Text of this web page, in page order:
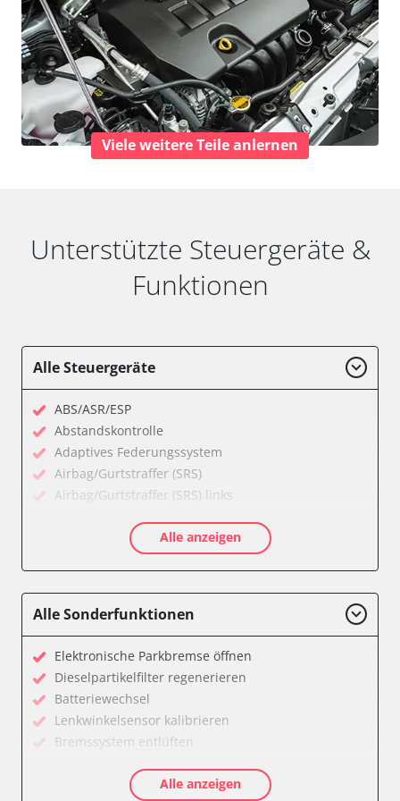
Viele weitere Teile anlernen
Unterstützte Steuergeräte &
Funktionen
Alle Steuergeräte
ABS/ASR/ESP
Abstandskontrolle
Adaptives Federungssystem
Airbag/Gurtstraffer (SRS)
Airbag/Gurtstraffer (SRS) links
Aktiver Kollisionsschutz
Anhängersteuergerät
Batteriemanagement
CD-Wechsler
Command
Dachbedieneinheit (DBE)
Diagnoseschnittstelle (EOBD/OBDII)
Einparkhilfe
Elektronische Zündanlage
Elektronisches Stabilitätsprogramm (ESP)
Alle anzeigen
Alle Sonderfunktionen
Elektronische Parkbremse öffnen
Dieselpartikelfilter regenerieren
Batteriewechsel
Lenkwinkelsensor kalibrieren
Bremssystem entlüften
Luftmassenmesser anlernen
Alle anzeigen